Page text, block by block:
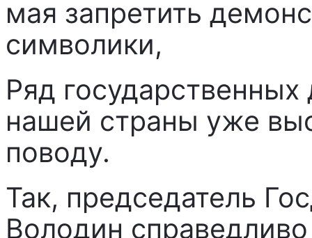
мая запретить
символики,
Ряд
нашей страны уже
поводу.
Так, председатель
Володин